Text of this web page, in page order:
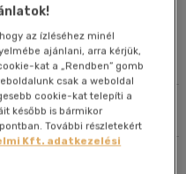
Rendezés
az ízléséhez minél
ajánlani, arra kérjük,
kat a „Rendben” gomb
csak a weboldal
cookie-kat telepíti a
később is bármikor
További részletekért
Kft. adatkezelési